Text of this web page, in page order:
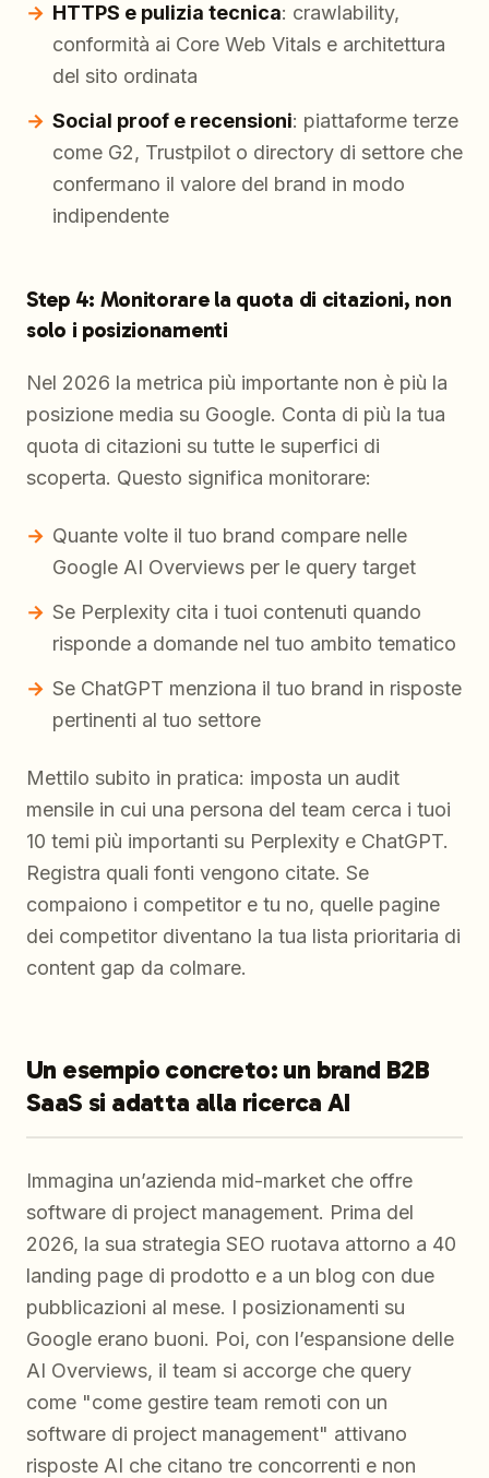
HTTPS e pulizia tecnica: crawlability,
conformità ai Core Web Vitals e architettura
del sito ordinata
Social proof e recensioni: piattaforme terze
come G2, Trustpilot o directory di settore che
confermano il valore del brand in modo
indipendente
Step 4: Monitorare la quota di citazioni, non
solo i posizionamenti
Nel 2026 la metrica più importante non è più la
posizione media su Google. Conta di più la tua
quota di citazioni su tutte le superfici di
scoperta. Questo significa monitorare:
Quante volte il tuo brand compare nelle
Google AI Overviews per le query target
Se Perplexity cita i tuoi contenuti quando
risponde a domande nel tuo ambito tematico
Se ChatGPT menziona il tuo brand in risposte
pertinenti al tuo settore
Mettilo subito in pratica: imposta un audit
mensile in cui una persona del team cerca i tuoi
10 temi più importanti su Perplexity e ChatGPT.
Registra quali fonti vengono citate. Se
compaiono i competitor e tu no, quelle pagine
dei competitor diventano la tua lista prioritaria di
content gap da colmare.
Un esempio concreto: un brand B2B
SaaS si adatta alla ricerca AI
Immagina un’azienda mid-market che offre
software di project management. Prima del
2026, la sua strategia SEO ruotava attorno a 40
landing page di prodotto e a un blog con due
pubblicazioni al mese. I posizionamenti su
Google erano buoni. Poi, con l’espansione delle
AI Overviews, il team si accorge che query
come "come gestire team remoti con un
software di project management" attivano
risposte AI che citano tre concorrenti e non